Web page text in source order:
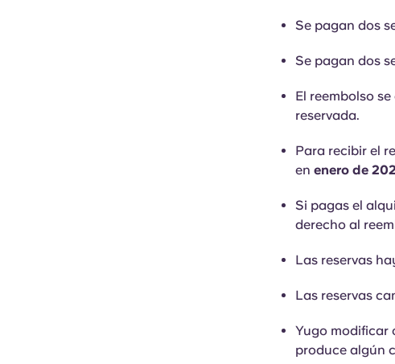
Se pagan dos
Se pagan dos
El reembolso
reservada.
Para recibir el
en enero de
Si pagas el
derecho al
Las reservas
Las reservas
Yugo modificar
produce algún